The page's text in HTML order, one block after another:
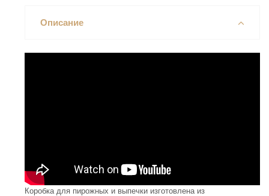
Описание
Коробка для пирожных и выпечки изготовлена из